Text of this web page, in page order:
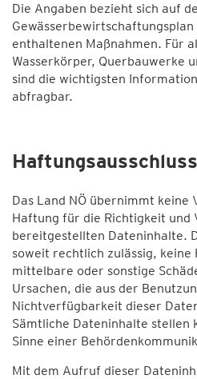
Die Angaben bezieht sich auf
enthaltenen Maßnahmen. Für
Wasserkörper, Querbauwerke
sind die wichtigsten
abfragbar.
Das Land NÖ übernimmt keine
Haftung für die Richtigkeit und
bereitgestellten Dateninhalte.
soweit rechtlich zulässig,
mittelbare oder sonstige
Ursachen, die aus der
Nichtverfügbarkeit dieser
Sämtliche Dateninhalte stellen
Sinne einer
Mit dem Aufruf dieser